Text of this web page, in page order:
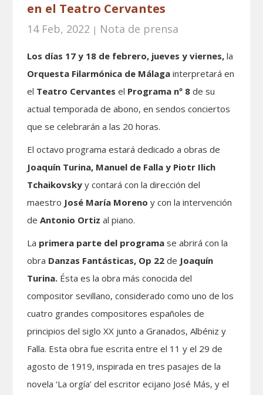
en el Teatro Cervantes
14 Feb, 2022 | Nota de prensa
Los días 17 y 18 de febrero, jueves y viernes,la
Orquesta Filarmónica de Málaga interpretará en
el Teatro Cervantes el Programa nº 8 de su
actual temporada de abono, en sendos conciertos
que se celebrarán a las 20 horas.
El octavo programa estará dedicado a obras de
Joaquín Turina, Manuel de Falla y Piotr Ilich
Tchaikovsky y contará con la dirección del
maestro José María Moreno y con la intervención
de Antonio Ortizal piano.
La primera parte del programa se abrirá con la
obra Danzas Fantásticas, Op 22 de Joaquín
Turina. Ésta es la obra más conocida del
compositor sevillano, considerado como uno de los
cuatro grandes compositores españoles de
principios del siglo XX junto a Granados, Albéniz y
Falla. Esta obra fue escrita entre el 11 y el 29 de
agosto de 1919, inspirada en tres pasajes de la
novela ‘La orgía’ del escritor ecijano José Más, y el